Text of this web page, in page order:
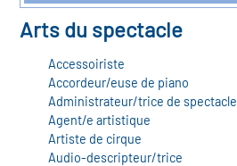
clés métiers et
lieu d'information ou
des transitions
de l'Economie
Solidaire (ESS)
du secteur sanitaire
Arts du spectacle
Accessoiriste
Accordeur/euse de piano
Administrateur/trice de spectacle
Agent/e artistique
Artiste de cirque
Audio-descripteur/trice